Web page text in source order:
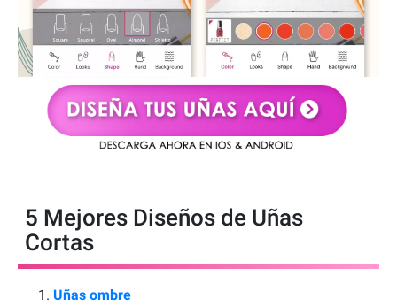
5 Mejores Diseños de Uñas
Cortas
Uñas ombre